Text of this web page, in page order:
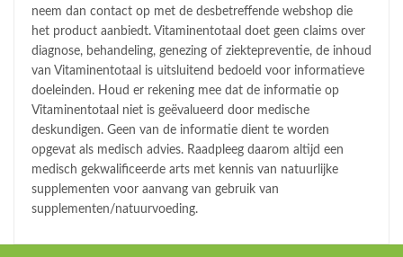
neem dan contact op met de desbetreffende webshop die
het product aanbiedt. Vitaminentotaal doet geen claims over
diagnose, behandeling, genezing of ziektepreventie, de inhoud
van Vitaminentotaal is uitsluitend bedoeld voor informatieve
doeleinden. Houd er rekening mee dat de informatie op
Vitaminentotaal niet is geëvalueerd door medische
deskundigen. Geen van de informatie dient te worden
opgevat als medisch advies. Raadpleeg daarom altijd een
medisch gekwalificeerde arts met kennis van natuurlijke
supplementen voor aanvang van gebruik van
supplementen/natuurvoeding.